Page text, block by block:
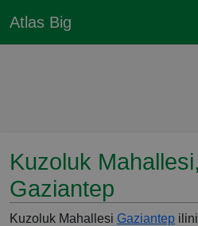
Atlas Big
Kuzoluk
Gaziantep
Kuzoluk Mahallesi Gaziantep